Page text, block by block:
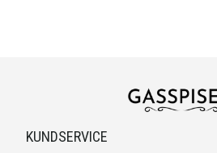
KUNDSERVICE